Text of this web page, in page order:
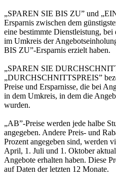
„SPAREN SIE BIS ZU” und
Ersparnis zwischen dem
eine bestimmte Dienstleistung,
im Umkreis der
BIS ZU”-Ersparnis erzielt haben.
„SPAREN SIE
„DURCHSCHNITTSPREIS”
Preise und Ersparnisse, die bei
in dem Umkreis, in dem die
wurden.
„AB”-Preise werden jede halbe
angegeben. Andere Preis- und
Prozent angegeben sind, werden
April, 1. Juli und 1. Oktober
Angebote erhalten haben. Diese
auf Daten der letzten 12 Monate.